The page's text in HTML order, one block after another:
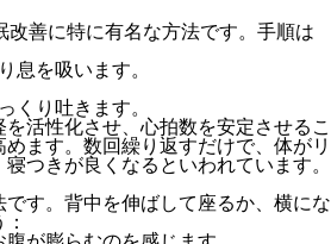
改善に特に有名な方法です。手順は
息を吸います。
くり吐きます。
活性化させ、心拍数を安定させるこ
ます。数回繰り返すだけで、体がリ
つきが良くなるといわれています。
す。背中を伸ばして座るか、横にな